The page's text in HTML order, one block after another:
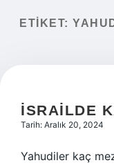
Yasal Uyarı
ETIKET:
İSRAILDE
Tarih: Aralık 20, 2024
Yahudiler kaç